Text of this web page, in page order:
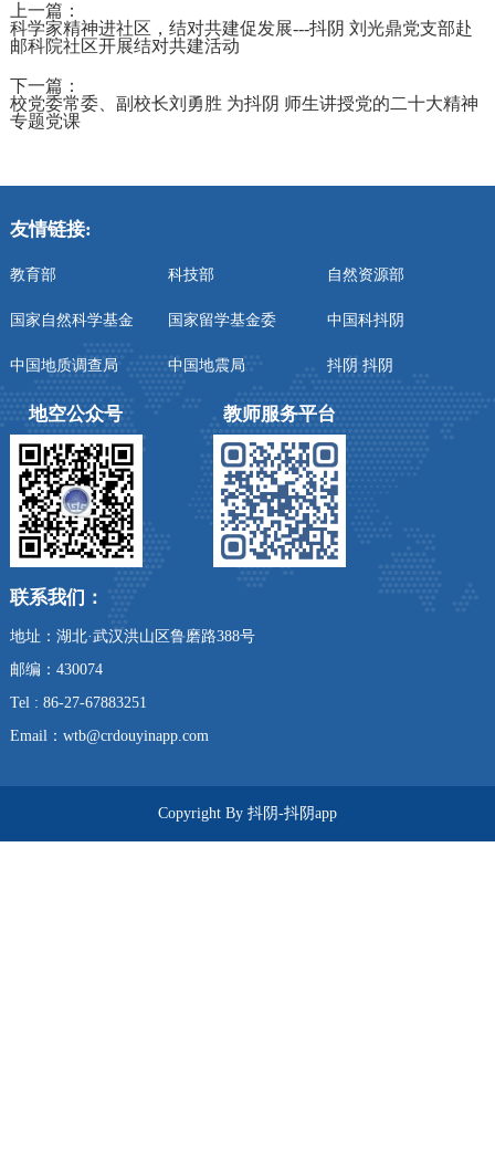
上一篇：
科学家精神进社区，结对共建促发展---抖阴 刘光鼎党支部赴
邮科院社区开展结对共建活动
下一篇：
校党委常委、副校长刘勇胜 为抖阴 师生讲授党的二十大精神
专题党课
友情链接:
教育部 科技部 自然资源部
国家自然科学基金 国家留学基金委 中国科抖阴
中国地质调查局 中国地震局 抖阴 抖阴
地空公众号 教师服务平台
联系我们：
地址：湖北·武汉洪山区鲁磨路388号
邮编：430074
Tel : 86-27-67883251
Email： wtb@crdouyinapp.com
Copyright By 抖阴-抖阴app